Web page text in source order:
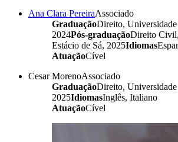
Ana Clara PereiraAssociado
GraduaçãoDireito, Universidade
2024Pós-graduaçãoDireito
Estácio de Sá, 2025Idiomas
AtuaçãoCível
Cesar MorenoAssociado
GraduaçãoDireito, Universidade
2025IdiomasInglês, Italiano
AtuaçãoCível